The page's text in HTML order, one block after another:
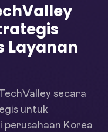
Layanan
secara
untuk
perusahaan Korea